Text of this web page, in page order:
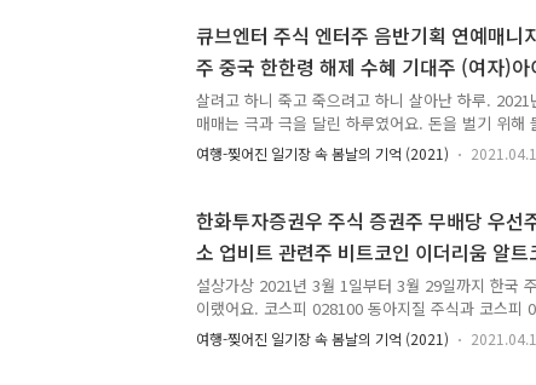
에 이제는 이대로 마무리하면 끝이었어요. 사실 주
고 관망하는 것도 하나의 전략이에요. 무턱대고 다
잃어요. 성적이 잘 나왔을 때 그대로 끝내는 것도
젠제약 올랐네?" 제 예상대로였어요. 에이프로젠제
큐브엔터 주식 엔터주 음반기획 연예매니
주 중국 한한령 해제 수혜 기대주 (여자)
이휘재 이은지 소속사 2021년 3월 30일
살려고 하니 죽고 죽으려고 하니 살아난 하루.
매매는 극과 극을 달린 하루였어요. 돈을 벌기 위해
서 잘못되어서 완전히 망했다가 돈을 잃으려고 들어
반대로 모든 손실을 만회하고 2021년 3월 수익까지
수준을 넘어서 아주 싸그리 망하자고 들어간 게 오
건 대체 뭘 어쩌라는 거야? 스스로 어이없었어요.
저도 마찬가지에요. 아무리 깔짝깔짝 매매한다고
고 해도 수익은 중요해요. 결국 수익이 나지 않으면
패배한..
여행-찢어진 일기장 속 봄날의 기억 (2021)
한화투자증권우 주식 증권주 무배당 우선
소 업비트 관련주 비트코인 이더리움 알
증시 상장 추진 이슈 2021년 3월 30일 단
설상가상 2021년 3월 1일부터 3월 29일까지 한국
이랬어요. 코스피 028100 동아지질 주식과 코스피
손실 제대로 보고 그간 잘 쌓아놨던 3월 수익을 다
1066원 물고 있는 상황. 저 손실 중 세금이 무려
여행-찢어진 일기장 속 봄날의 기억 (2021)